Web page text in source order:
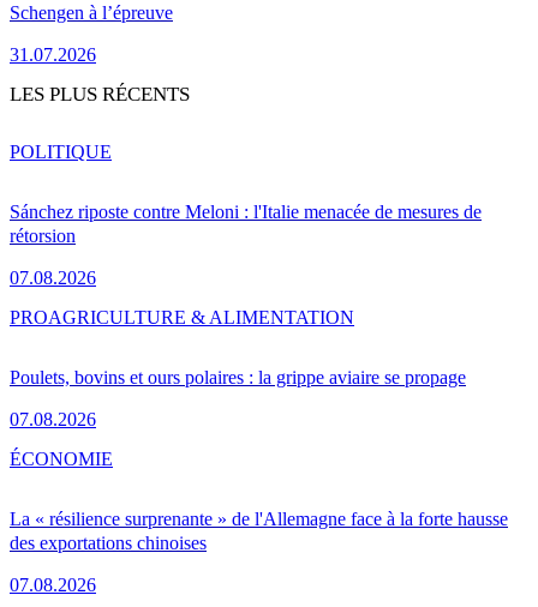
Schengen à l’épreuve
31.07.2026
LES PLUS RÉCENTS
Sánchez riposte contre Meloni : l'Italie menacée de mesures de
rétorsion
07.08.2026
POLITIQUE
Poulets, bovins et ours polaires : la grippe aviaire se propage
07.08.2026
PROAGRICULTURE & ALIMENTATION
La « résilience surprenante » de l'Allemagne face à la forte hausse
des exportations chinoises
07.08.2026
ÉCONOMIE